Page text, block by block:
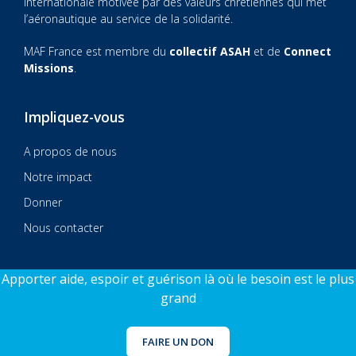
Apporter aide, espoir et guérison là où le besoin est le plus
grand
FAIRE UN DON
l’aéronautique au service de la solidarité.
MAF France est membre du collectif ASAH et de Connect
Missions.
Impliquez-vous
A propos de nous
Notre impact
Donner
Nous contacter